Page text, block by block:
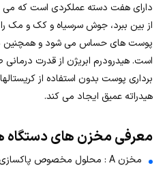
دارای هفت دسته عملکردی است که می
از بین ببرد، جوش سرسیاه و کک و مک
پوست های حساس می شود و همچنین
است. هیدرودرم ابریژن از قدرت درمانی
برداری پوست بدون استفاده از
هیدراته عمیق ایجاد می کند.
معرفی مخزن های دستگاه
مخزن A : محلول مخصوص پاکسازی پوست